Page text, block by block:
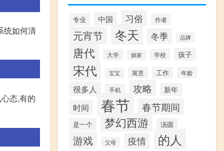
统如何清
态,有的
专业 中国 习俗 作者
元宵节 冬天 冬季 品牌
唐代 大学 娘家 学校 孩子
宋代 宝宝 寓意 工作 年龄
很多人 手机 攻略 新年
时间 春节 春节期间
是一个 梦幻西游 汤圆
游戏 父母 疫情 的人